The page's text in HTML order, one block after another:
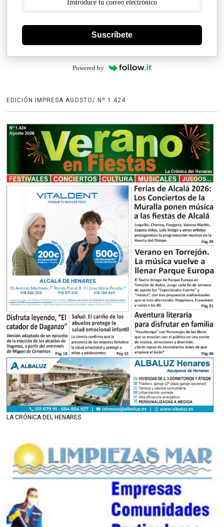
Suscríbete
Powered by
EDICIÓN IMPRESA AGOSTO/ Nº 1.424
LA CRÓNICA DEL HENARES